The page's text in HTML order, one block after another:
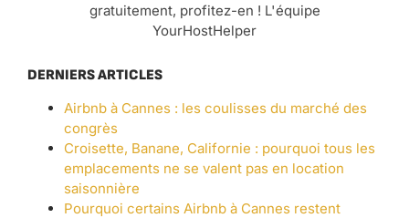
gratuitement, profitez-en ! L'équipe
YourHostHelper
DERNIERS ARTICLES
Airbnb à Cannes : les coulisses du marché des
congrès
Croisette, Banane, Californie : pourquoi tous les
emplacements ne se valent pas en location
saisonnière
Pourquoi certains Airbnb à Cannes restent